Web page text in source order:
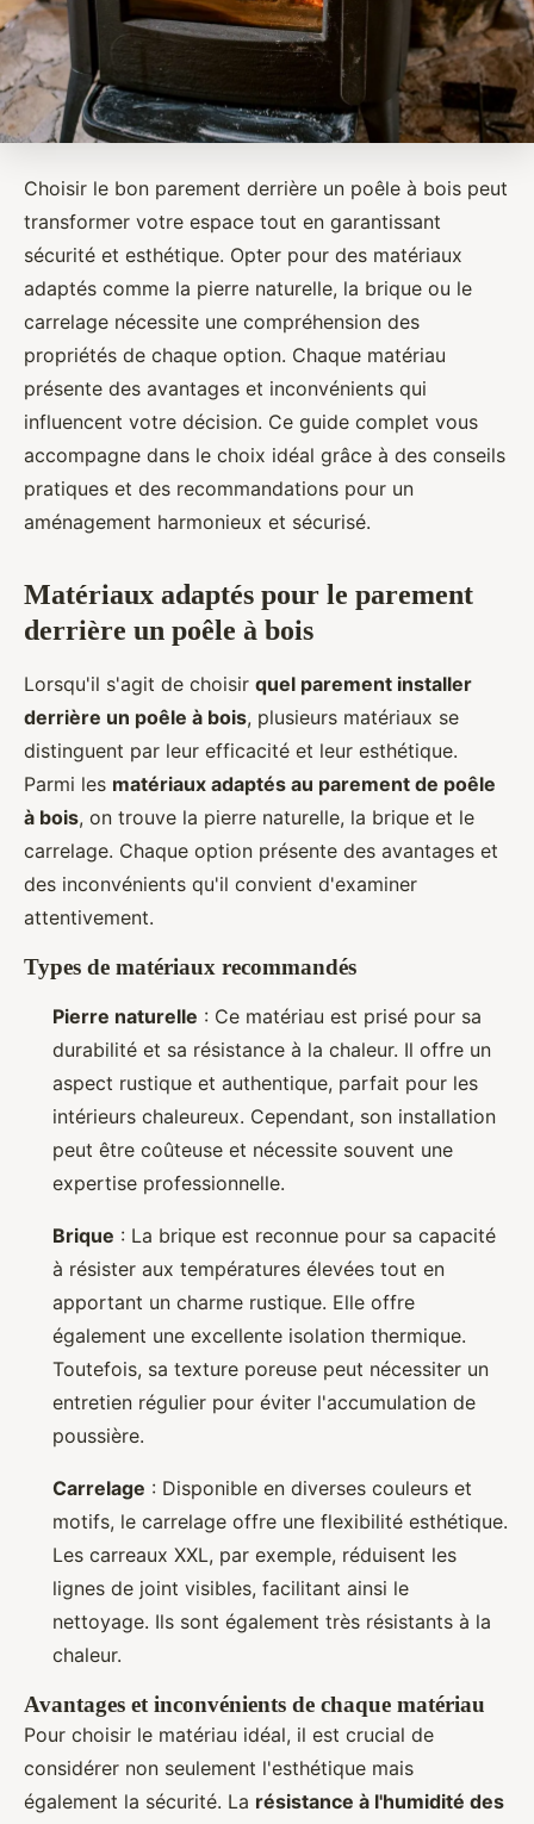
Choisir le bon parement derrière un poêle à bois peut
transformer votre espace tout en garantissant
sécurité et esthétique. Opter pour des matériaux
adaptés comme la pierre naturelle, la brique ou le
carrelage nécessite une compréhension des
propriétés de chaque option. Chaque matériau
présente des avantages et inconvénients qui
influencent votre décision. Ce guide complet vous
accompagne dans le choix idéal grâce à des conseils
pratiques et des recommandations pour un
aménagement harmonieux et sécurisé.
Matériaux adaptés pour le parement
derrière un poêle à bois
Lorsqu'il s'agit de choisir quel parement installer
derrière un poêle à bois, plusieurs matériaux se
distinguent par leur efficacité et leur esthétique.
Parmi les matériaux adaptés au parement de poêle
à bois, on trouve la pierre naturelle, la brique et le
carrelage. Chaque option présente des avantages et
des inconvénients qu'il convient d'examiner
attentivement.
Types de matériaux recommandés
Pierre naturelle : Ce matériau est prisé pour sa
durabilité et sa résistance à la chaleur. Il offre un
aspect rustique et authentique, parfait pour les
intérieurs chaleureux. Cependant, son installation
peut être coûteuse et nécessite souvent une
expertise professionnelle.
Brique : La brique est reconnue pour sa capacité
à résister aux températures élevées tout en
apportant un charme rustique. Elle offre
également une excellente isolation thermique.
Toutefois, sa texture poreuse peut nécessiter un
entretien régulier pour éviter l'accumulation de
poussière.
Carrelage : Disponible en diverses couleurs et
motifs, le carrelage offre une flexibilité esthétique.
Les carreaux XXL, par exemple, réduisent les
lignes de joint visibles, facilitant ainsi le
nettoyage. Ils sont également très résistants à la
chaleur.
Avantages et inconvénients de chaque matériau
Pour choisir le matériau idéal, il est crucial de
considérer non seulement l'esthétique mais
également la sécurité. La résistance à l'humidité des